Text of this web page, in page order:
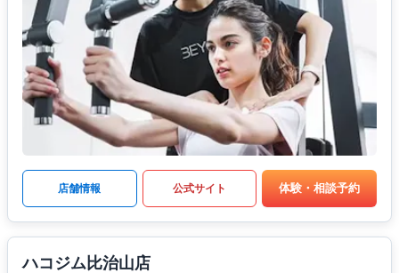
店舗情報 公式サイト 体験・相談予約
ハコジム比治山店